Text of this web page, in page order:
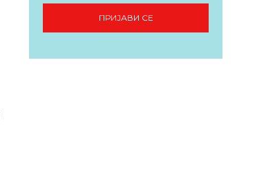
ПРИЈАВИ СЕ